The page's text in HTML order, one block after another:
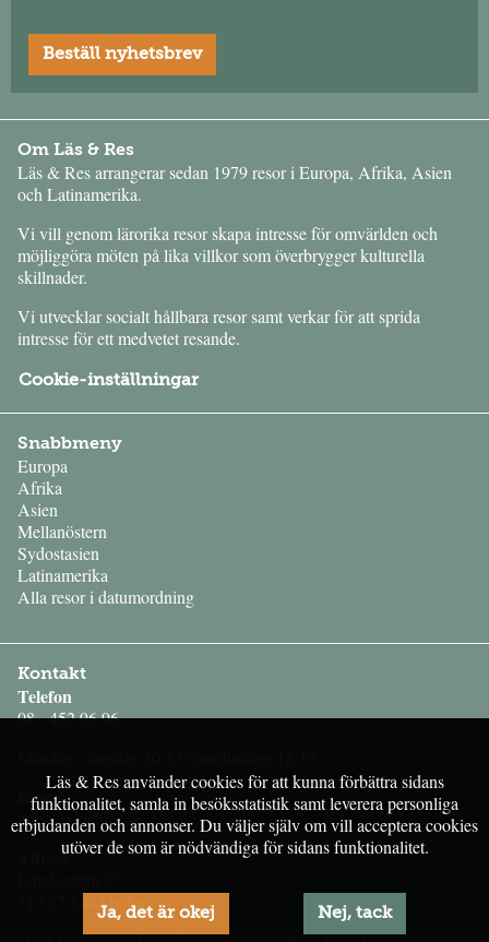
Beställ nyhetsbrev
Om Läs & Res
Läs & Res arrangerar sedan 1979 resor i Europa, Afrika, Asien
och Latinamerika.
Vi vill genom lärorika resor skapa intresse för omvärlden och
möjliggöra möten på lika villkor som överbrygger kulturella
skillnader.
Vi utvecklar socialt hållbara resor samt verkar för att sprida
intresse för ett medvetet resande.
Cookie-inställningar
Snabbmeny
Europa
Afrika
Asien
Mellanöstern
Sydostasien
Latinamerika
Alla resor i datumordning
Kontakt
Telefon
08 - 452 96 96
E-post
info@lasochres.se
Adress
117 27 Stockholm
Läs & Res använder cookies för att kunna förbättra sidans
funktionalitet, samla in besöksstatistik samt leverera personliga
erbjudanden och annonser. Du väljer själv om vill acceptera cookies
utöver de som är nödvändiga för sidans funktionalitet.
Ja, det är okej Nej, tack